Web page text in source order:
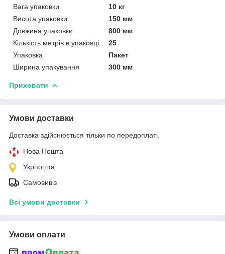
Вага упаковки
10 кг
Висота упаковки
150 мм
Довжина упаковки
800 мм
Кількість метрів в упаковці
25
Упаковка
Пакет
Ширина упакування
300 мм
Приховати
Умови доставки
Доставка здійснюється тільки по передоплаті.
Нова Пошта
Укрпошта
Самовивіз
Всі умови доставки
Умови оплати